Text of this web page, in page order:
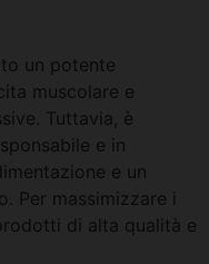
un potente
muscolare e
Tuttavia, è
e in
e un
Per massimizzare i
di alta qualità e